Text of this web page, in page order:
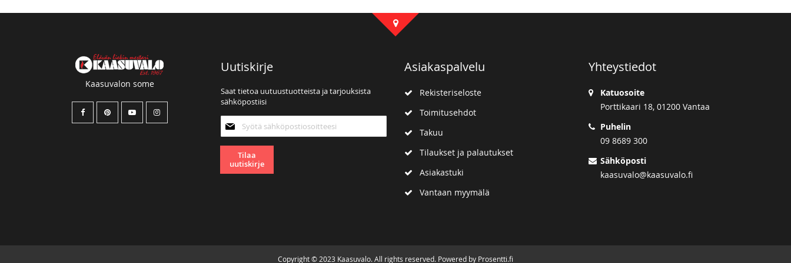
Kaasuvalon some
Uutiskirje
Saat tietoa uutuustuotteista ja tarjouksista
sähköpostiisi
uutiskirjeemme:
Tilaa
uutiskirje
Asiakaspalvelu
Rekisteriseloste
Toimitusehdot
Takuu
Tilaukset ja palautukset
Asiakastuki
Vantaan myymälä
Yhteystiedot
Katuosoite
Porttikaari 18, 01200 Vantaa
Puhelin
09 8689 300
Sähköposti
kaasuvalo@kaasuvalo.fi
Copyright © 2023 Kaasuvalo. All rights reserved. Powered by Prosentti.fi